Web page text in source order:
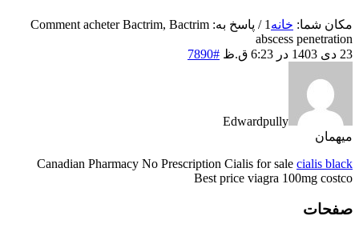
مکان شما: خانه 1
/
پاسخ به: Comment acheter Bactrim, Bactrim
abscess penetration
23 دی 1403 در 6:23 ق.ظ
#7890
Edwardpully
میهمان
Canadian Pharmacy No Prescription Cialis for sale cialis black
Best price viagra 100mg costco
صفحات